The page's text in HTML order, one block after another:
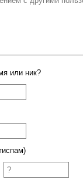
или ник?